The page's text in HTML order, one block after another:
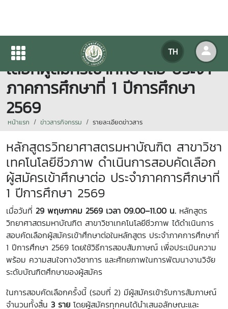
TH
หลักสูตรฯ ดำเนินการสอบคัด
เลือกผู้สมัครเข้าศึกษาต่อ ประจำ
ภาคการศึกษาที่ 1 ปีการศึกษา
2569
หน้าแรก ข่าวสารกิจกรรม รายละเอียดข่าวสาร
หลักสูตรวิทยาศาสตรมหาบัณฑิต สาขาวิชา
เทคโนโลยีชีวภาพ ดำเนินการสอบคัดเลือก
ผู้สมัครเข้าศึกษาต่อ ประจำภาคการศึกษาที่
1 ปีการศึกษา 2569
เมื่อวันที่ 29 พฤษภาคม 2569 เวลา 09.00–11.00 น. หลักสูตร
วิทยาศาสตรมหาบัณฑิต สาขาวิชาเทคโนโลยีชีวภาพ ได้ดำเนินการ
สอบคัดเลือกผู้สมัครเข้าศึกษาต่อในหลักสูตร ประจำภาคการศึกษาที่
1 ปีการศึกษา 2569 โดยใช้วิธีการสอบสัมภาษณ์ เพื่อประเมินความ
พร้อม ความสนใจทางวิชาการ และศักยภาพในการพัฒนางานวิจัย
ระดับบัณฑิตศึกษาของผู้สมัคร
ในการสอบคัดเลือกครั้งนี้ (รอบที่ 2) มีผู้สมัครเข้ารับการสัมภาษณ์
จำนวนทั้งสิ้น 3 ราย โดยผู้สมัครทุกคนได้นำเสนอลักษณะและ